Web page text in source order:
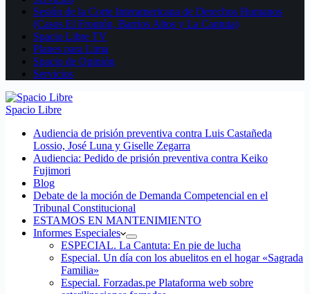
Sesión de la Corte Interamericana de Derechos Humanos
(Casos El Frontón, Barrios Altos y La Cantuta)
Spacio Libre TV
Planes para Lima
Spacio de Opinión
Servicios
Spacio Libre
Audiencia de prisión preventiva contra Luis Castañeda
Lossio, José Luna y Giselle Zegarra
Audiencia: Pedido de prisión preventiva contra Keiko
Fujimori
Blog
Debate de la moción de Demanda Competencial en el
Tribunal Constitucional
ESTAMOS EN MANTENIMIENTO
Informes Especiales
ESPECIAL. La Cantuta: En pie de lucha
Especial. Un día con los abuelitos en el hogar «Sagrada
Familia»
Especial. Forzadas.pe Plataforma web sobre